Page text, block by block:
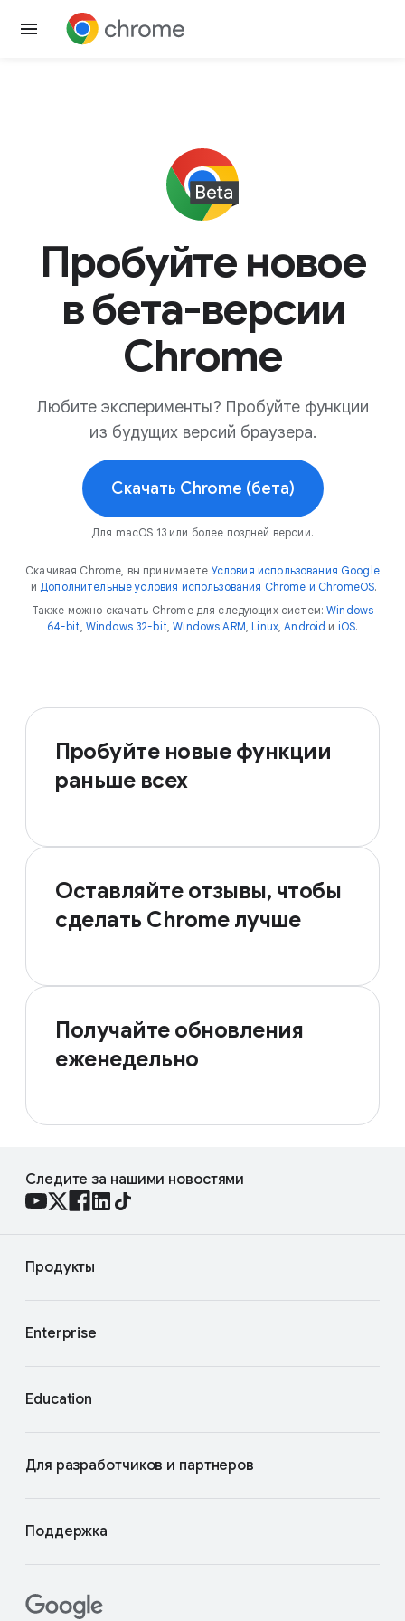
Пробуйте новое
в бета-версии
Chrome
Любите эксперименты? Пробуйте функции
из будущих версий браузера.
Скачать Chrome (бета)
Для macOS 13 или более поздней версии.
Скачивая Chrome, вы принимаете Условия использования Google
и Дополнительные условия использования Chrome и ChromeOS.
Также можно скачать Chrome для следующих систем:Windows
64-bit , Windows 32-bit,Windows ARM, Linux,Android и iOS.
Пробуйте новые функции
раньше всех
Оставляйте отзывы, чтобы
сделать Chrome лучше
Получайте обновления
еженедельно
Следите за нашими новостями
Продукты
Enterprise
Education
Для разработчиков и партнеров
Поддержка